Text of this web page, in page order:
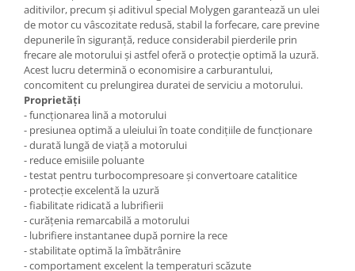
BEHRENS
Bolturi - role - bucse
Burdufe si cilindri
Mecanice
Electrice
Hidraulice
Motoare electrice si pompe
SÖRENSEN
Mecanice
Electrice
Hidraulice
Cilindri hidraulici si burdufe
protectie
aditivilor, precum şi aditivul special Molygen garantează un ulei
de motor cu vâscozitate redusă, stabil la forfecare, care previne
depunerile în siguranţă, reduce considerabil pierderile prin
frecare ale motorului şi astfel oferă o protecţie optimă la uzură.
Acest lucru determină o economisire a carburantului,
concomitent cu prelungirea duratei de serviciu a motorului.
Proprietăți
- funcționarea lină a motorului
- presiunea optimă a uleiului în toate condițiile de funcționare
- durată lungă de viață a motorului
- reduce emisiile poluante
- testat pentru turbocompresoare și convertoare catalitice
- protecție excelentă la uzură
- fiabilitate ridicată a lubrifierii
- curățenia remarcabilă a motorului
- lubrifiere instantanee după pornire la rece
- stabilitate optimă la îmbătrânire
- comportament excelent la temperaturi scăzute